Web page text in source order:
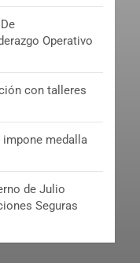
Operativo
con talleres
impone medalla
de Julio
Seguras